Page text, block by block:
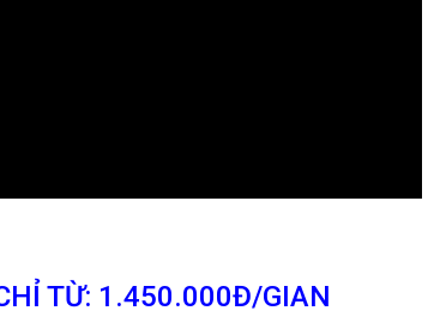
TỪ: 1.450.000Đ/GIAN